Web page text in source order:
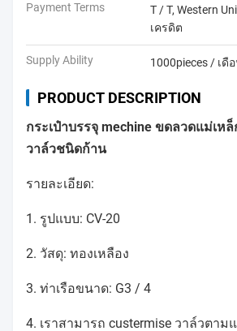
Payment Terms
T / T, Western
เครดิต
Supply Ability 1000pieces / เดื
PRODUCT DESCRIPTION
กระเป๋าบรรจุ mechine ขดลวดแม่เห
วาล์วชนิดก้าน
รายละเอียด:
1. รูปแบบ: CV-20
2. วัสดุ: ทองเหลือง
3. ท่าเรือขนาด: G3 / 4
4. เราสามารถ custermise วาล์วตาม